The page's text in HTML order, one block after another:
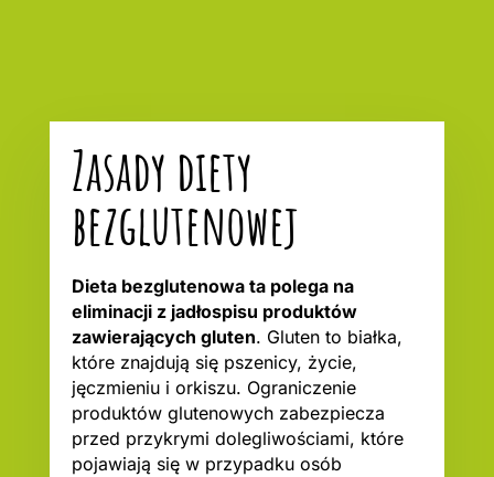
Zasady diety
bezglutenowej
Dieta bezglutenowa ta polega na
eliminacji z jadłospisu produktów
zawierających gluten. Gluten to białka,
które znajdują się pszenicy, życie,
jęczmieniu i orkiszu. Ograniczenie
produktów glutenowych zabezpiecza
przed przykrymi dolegliwościami, które
pojawiają się w przypadku osób